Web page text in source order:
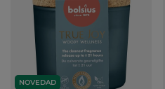
NOVEDAD